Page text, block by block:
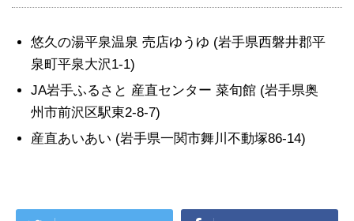
悠久の湯平泉温泉 売店ゆうゆ (岩手県西磐井郡平
泉町平泉大沢1-1)
JA岩手ふるさと 産直センター 菜旬館 (岩手県奥
州市前沢区駅東2-8-7)
産直あいあい (岩手県一関市舞川不動塚86-14)